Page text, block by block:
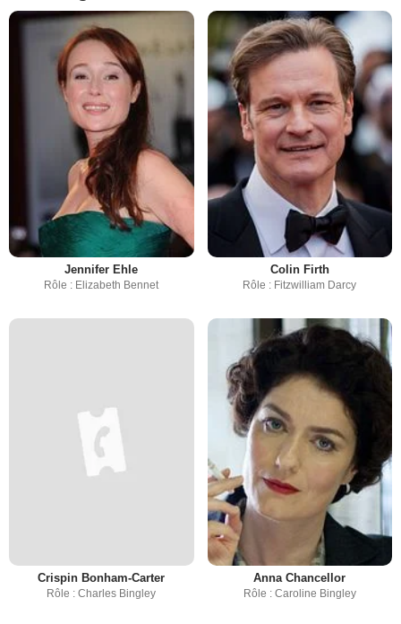
Jennifer Ehle
Rôle : Elizabeth Bennet
Colin Firth
Rôle : Fitzwilliam Darcy
Crispin Bonham-Carter
Rôle : Charles Bingley
Anna Chancellor
Rôle : Caroline Bingley